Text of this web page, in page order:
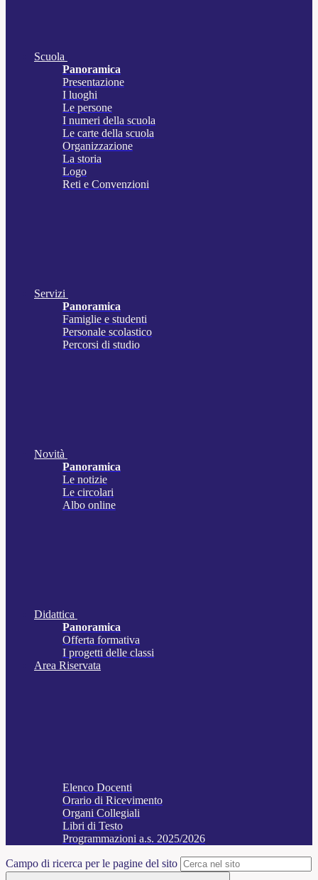
Scuola
Panoramica
Presentazione
I luoghi
Le persone
I numeri della scuola
Le carte della scuola
Organizzazione
La storia
Logo
Reti e Convenzioni
Servizi
Panoramica
Famiglie e studenti
Personale scolastico
Percorsi di studio
Novità
Panoramica
Le notizie
Le circolari
Albo online
Didattica
Panoramica
Offerta formativa
I progetti delle classi
Area Riservata
Elenco Docenti
Orario di Ricevimento
Organi Collegiali
Libri di Testo
Programmazioni a.s. 2025/2026
Campo di ricerca per le pagine del sito